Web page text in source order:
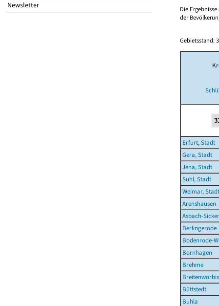
Newsletter
Die
der
Gebietsstand:
Erfurt, Stadt
Gera, Stadt
Jena, Stadt
Suhl, Stadt
Weimar, Stadt
Arenshausen
Asbach-
Berlingerode
Bodenrode-
Bornhagen
Brehme
Breitenworbis
Büttstedt
Buhla